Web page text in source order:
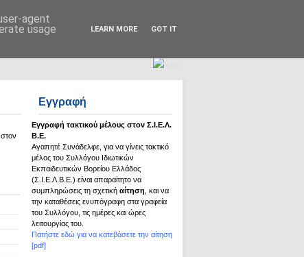
Σ.Ι.Ε.Λ.Β.Ε.
Εγγραφή
Εγγραφή τακτικού μέλους στον Σ.Ι.Ε.Λ.
Β.Ε.
Αγαπητέ Συνάδελφε, για να γίνεις τακτικό
μέλος του Συλλόγου Ιδιωτικών
Εκπαιδευτικών Βορείου Ελλάδος
(Σ.Ι.Ε.Λ.Β.Ε.) είναι απαραίτητο να
συμπληρώσεις τη σχετική αίτηση , και να
την καταθέσεις ενυπόγραφη στα γραφεία
του Συλλόγου, τις ημέρες και ώρες
λειτουργίας του.
Πατήστε εδώ για να κατεβάσετε την αίτηση
[pdf]
στον
agent
usage LEARN MORE GOT IT